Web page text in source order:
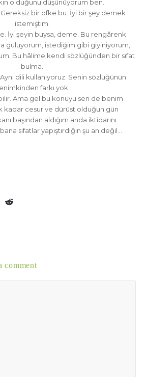
olduğunu düşünüyorum ben.
Gereksiz bir öfke bu. İyi bir şey demek
istemiştim.
İyi şeyin buysa, deme. Bu rengârenk
gülüyorum, istediğim gibi giyiniyorum,
Bu hâlime kendi sözlüğünden bir sıfat
bulma.
Aynı dili kullanıyoruz. Senin sözlüğünün
farkı yok.
Ama gel bu konuyu sen de benim
kadar cesur ve dürüst olduğun gün
başından aldığım anda iktidarını
sıfatlar yapıştırdığın şu an değil…
comment